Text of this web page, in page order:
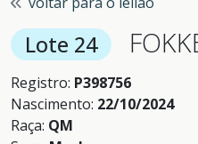
Lote 24
Registro: P398756
Nascimento: 22/10/2024
Raça: QM